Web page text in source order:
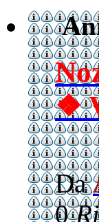
❖
Da
0